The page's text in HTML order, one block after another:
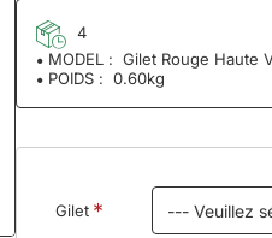
4
MODEL : Gilet Rouge Haute
POIDS : 0.60kg
Gilet